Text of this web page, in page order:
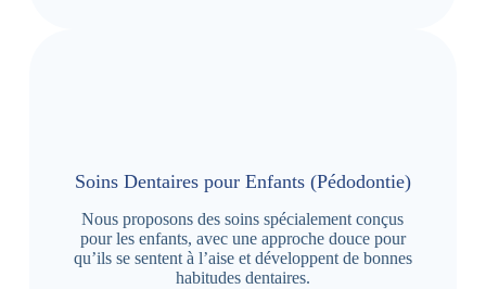
Soins Dentaires pour Enfants (Pédodontie)
Nous proposons des soins spécialement conçus
pour les enfants, avec une approche douce pour
qu’ils se sentent à l’aise et développent de bonnes
habitudes dentaires.